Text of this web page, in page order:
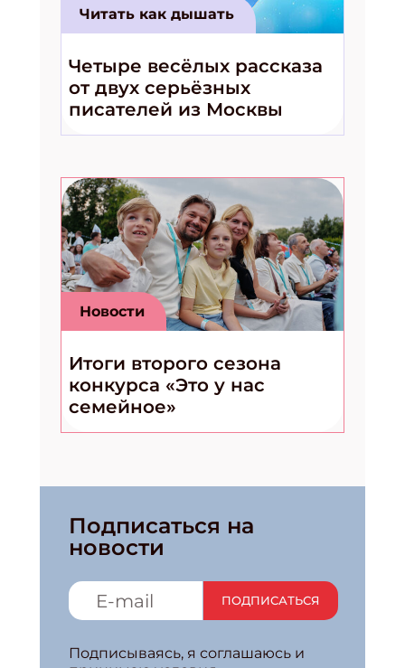
Читать как дышать
Четыре весёлых рассказа
от двух серьёзных
писателей из Москвы
Новости
Итоги второго сезона
конкурса «Это у нас
семейное»
Подписаться на
новости
ПОДПИСАТЬСЯ
Подписываясь, я соглашаюсь и